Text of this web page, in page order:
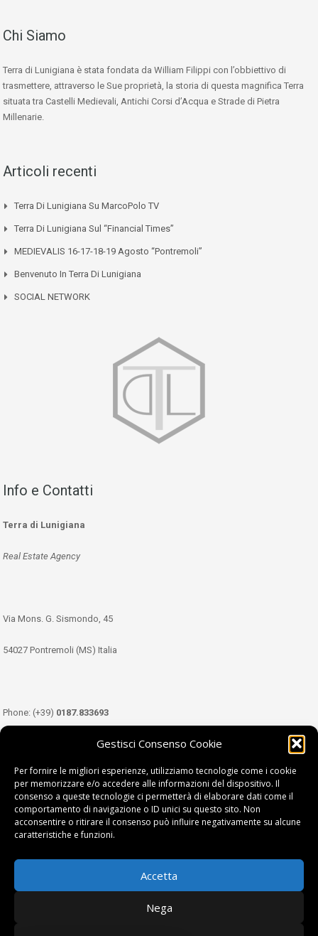
Gestisci Consenso Cookie
Per fornire le migliori esperienze, utilizziamo tecnologie come i cookie
per memorizzare e/o accedere alle informazioni del dispositivo. Il
consenso a queste tecnologie ci permetterà di elaborare dati come il
comportamento di navigazione o ID unici su questo sito. Non
acconsentire o ritirare il consenso può influire negativamente su alcune
caratteristiche e funzioni.
Accetta
Nega
Chi Siamo
Terra di Lunigiana è stata fondata da William Filippi con l’obbiettivo di
trasmettere, attraverso le Sue proprietà, la storia di questa magnifica Terra
situata tra Castelli Medievali, Antichi Corsi d’Acqua e Strade di Pietra
Millenarie.
Articoli recenti
Terra Di Lunigiana Su MarcoPolo TV
Terra Di Lunigiana Sul “Financial Times”
MEDIEVALIS 16-17-18-19 Agosto “Pontremoli”
Benvenuto In Terra Di Lunigiana
SOCIAL NETWORK
Info e Contatti
Terra di Lunigiana
Real Estate Agency
Via Mons. G. Sismondo, 45
54027 Pontremoli (MS) Italia
Phone: (+39) 0187.833693
349.3489333
Email:info@tdl.it
Terra di Lunigiana © di Filippi William - P.Iva 01374450458